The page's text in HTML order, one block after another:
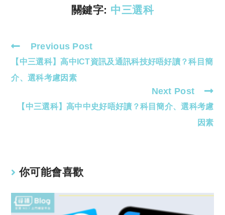
關鍵字: 中三選科
Read
more
articles
Previous Post
【中三選科】高中ICT資訊及通訊科技好唔好讀？科目簡
介、選科考慮因素
Next Post
【中三選科】高中中史好唔好讀？科目簡介、選科考慮
因素
你可能會喜歡